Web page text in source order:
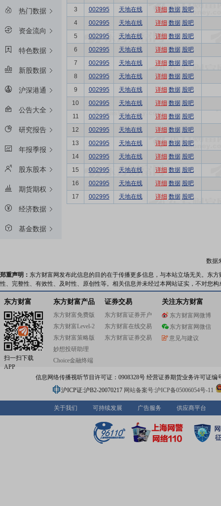
热门数据
资金流向
特色数据
新股数据
沪深港通
公告大全
研究报告
年报季报
股东股本
期货期权
经济数据
基金数据
3
002995 天地在线 详细 数据 股吧
4
002995 天地在线 详细 数据 股吧
5
002995 天地在线 详细 数据 股吧
6
002995 天地在线 详细 数据 股吧
7
002995 天地在线 详细 数据 股吧
8
002995 天地在线 详细 数据 股吧
9
002995 天地在线 详细 数据 股吧
10
002995 天地在线 详细 数据 股吧
11
002995 天地在线 详细 数据 股吧
12
002995 天地在线 详细 数据 股吧
13
002995 天地在线 详细 数据 股吧
14
002995 天地在线 详细 数据 股吧
15
002995 天地在线 详细 数据 股吧
16
002995 天地在线 详细 数据 股吧
17
002995 天地在线 详细 数据 股吧
数据
郑重声明： 东方财富网发布此信息的目的在于传播更多信息，与本站立场无关。东
性、完整性、有效性、及时性、原创性等。相关信息并未经过本网站证实，不对您
东方财富
扫一扫下载
APP
东方财富产品
东方财富免费版
东方财富Level-2
东方财富策略版
妙想投研助理
Choice金融终端
证券交易
东方财富证券开户
东方财富在线交易
东方财富证券交易
关注东方财富
东方财富网微博
东方财富网微信
意见与建议
信息网络传播视听节目许可证：0908328号 经营证券期货业务许可证编
沪ICP证:沪B2-20070217 网站备案号:沪ICP备05006054号-11
关于我们 可持续发展 广告服务 供应商平台